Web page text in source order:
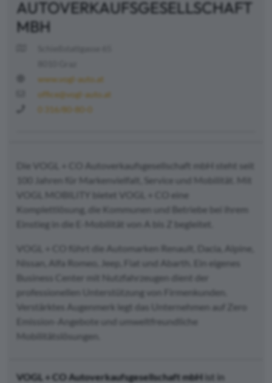
AUTOVERKAUFSGESELLSCHAFT
MBH
www.vogl-auto.at
office@vogl-auto.at
0 316/80-80-0
Die VOGL + CO Autoverkaufsgesellschaft mbH steht seit
100 Jahren für Markenvielfalt, Service und Mobilität. Mit
VOGL MOBILITY bietet VOGL + CO eine
Komplettlösung, die Kommunen und Betriebe bei ihrem
Einstieg in die E-Mobilität von A bis Z begleitet.
VOGL + CO führt die Automarken Renault, Dacia, Alpine,
Nissan, Alfa Romeo, Jeep, Fiat und Abarth. Ein eigenes
Business Center mit Nutzfahrzeugen dient der
professionellen Unterstützung von Firmenkunden.
Verstärktes Augenmerk legt das Unternehmen auf Zero
Emission-Angebote und umweltfreundliche
Mobilitätslösungen.
VOGL + CO Autoverkaufsgesellschaft mbH ist in